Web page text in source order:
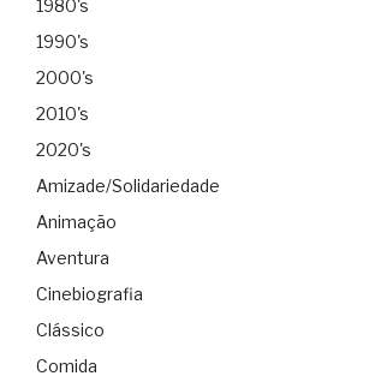
1980's
1990's
2000's
2010's
2020's
Amizade/Solidariedade
Animação
Aventura
Cinebiografia
Clássico
Comida